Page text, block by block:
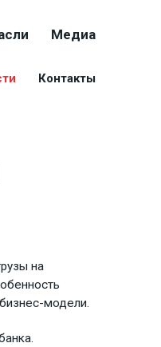
Медиа
Контакты
на
модели.